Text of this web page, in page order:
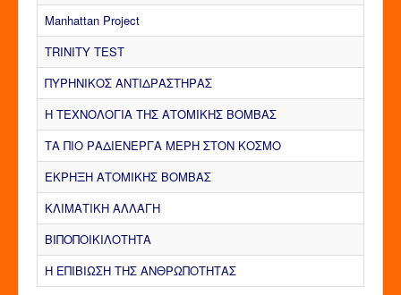
Manhattan Project
TRINITY TEST
ΠΥΡΗΝΙΚΟΣ ΑΝΤΙΔΡΑΣΤΗΡΑΣ
Η ΤΕΧΝΟΛΟΓΙΑ ΤΗΣ ΑΤΟΜΙΚΗΣ ΒΟΜΒΑΣ
ΤΑ ΠΙΟ ΡΑΔΙΕΝΕΡΓΑ ΜΕΡΗ ΣΤΟΝ ΚΟΣΜΟ
ΕΚΡΗΞΗ ΑΤΟΜΙΚΗΣ ΒΟΜΒΑΣ
ΚΛΙΜΑΤΙΚΗ ΑΛΛΑΓΗ
ΒΙΠΟΠΟΙΚΙΛΟΤΗΤΑ
Η ΕΠΙΒΙΩΣΗ ΤΗΣ ΑΝΘΡΩΠΟΤΗΤΑΣ